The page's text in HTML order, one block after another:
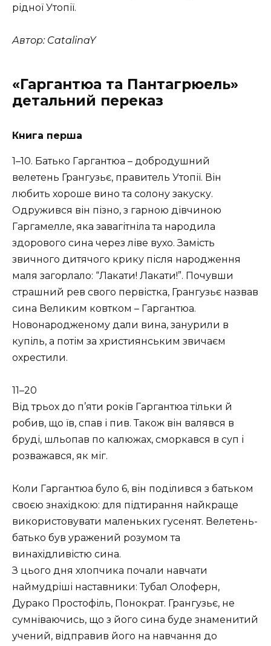
рідної Утопії.
Автор: CatalinaY
«Гаргантюа та Пантагрюель»
детальний переказ
Книга перша
1–10. Батько Гаргантюа – добродушний
велетень Грангузьє, правитель Утопії. Він
любить хороше вино та солону закуску.
Одружився він пізно, з гарною дівчиною
Гаргамелле, яка завагітніла та народила
здорового сина через ліве вухо. Замість
звичного дитячого крику після народження
маля загорлало: “Лакати! Лакати!”. Почувши
страшний рев свого первістка, Грангузьє назвав
сина Великим ковтком – Гаргантюа.
Новонародженому дали вина, занурили в
купіль, а потім за християнським звичаєм
охрестили.
11–20
Від трьох до п’яти років Гаргантюа тільки й
робив, що їв, спав і пив. Також він валявся в
бруді, шльопав по калюжах, сморкався в суп і
розважався, як міг.
Коли Гаргантюа було 6, він поділився з батьком
своєю знахідкою: для підтирання найкраще
використовувати маленьких гусенят. Велетень-
батько був уражений розумом та
винахідливістю сина.
З цього дня хлопчика почали навчати
наймудріші наставники: Тубал Олоферн,
Дурако Простофіль, Понократ. Грангузьє, не
сумніваючись, що з його сина буде знаменитий
учений, відправив його на навчання до